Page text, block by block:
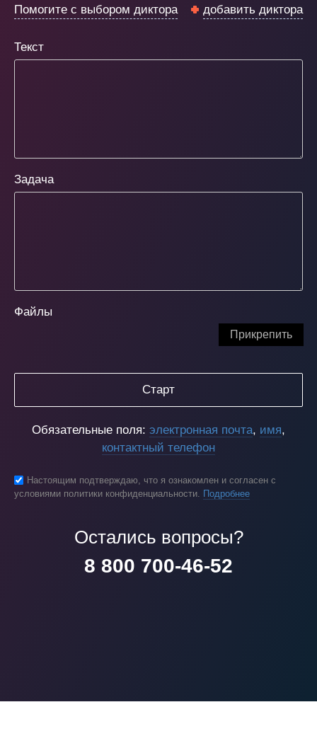
Помогите с выбором диктора добавить диктора
Текст
Задача
Файлы
Прикрепить
Старт
Обязательные поля: электронная почта, имя,
контактный телефон
Настоящим подтверждаю, что я ознакомлен и согласен с
условиями политики конфиденциальности. Подробнее
Остались вопросы?
8 800 700-46-52